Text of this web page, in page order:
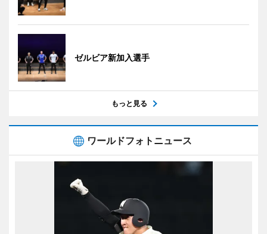
ゼルビア新加入選手
もっと見る
ワールドフォトニュース